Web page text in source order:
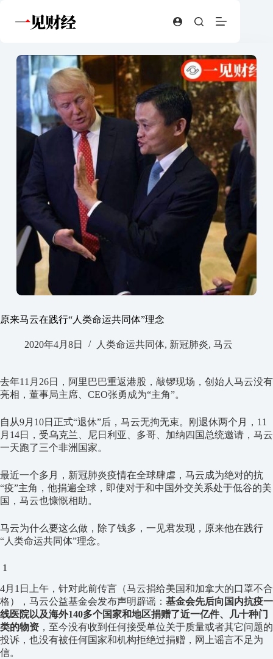
原来马云在践行“人类命运共同体”理念
2020年4月8日 人类命运共同体, 新冠肺炎, 马云
去年11月26日，阿里巴巴重返港股，敲锣现场，创始人马云没有
亮相，董事局主席、CEO张勇成为“主角”。
自从9月10日正式“退休”后，马云无拘无束。刚退休两个月，11
月14日，受乌克兰、尼日利亚、多哥、加纳四国总统邀请，马云
一天跑了三个非洲国家。
最近一个多月，新冠肺炎疫情在全球肆虐，马云成为绝对的抗
“疫”主角，他捐遍全球，即使对于和中国外交关系处于低谷的美
国，马云也慷慨相助。
马云为什么要这么做，除了钱多，一见君发现，原来他在践行
“人类命运共同体”理念。
1
4月1日上午，针对此前传言（马云捐给美国和加拿大的口罩不合
格），马云公益基金会发布声明辟谣： 基金会先后向国内抗疫一
线医院以及海外140多个国家和地区捐赠了近一亿件、几十种门
类的物资 ，至今没有收到任何接受单位关于质量或者其它问题的
投诉，也没有被任何国家和机构拒绝过捐赠，网上谣言不足为
信。